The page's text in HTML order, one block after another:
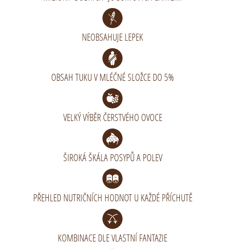
NEOBSAHUJE LEPEK
OBSAH TUKU V MLÉČNÉ SLOŽCE DO 5%
VELKÝ VÝBĚR ČERSTVÉHO OVOCE
ŠIROKÁ ŠKÁLA POSYPŮ A POLEV
PŘEHLED NUTRIČNÍCH HODNOT U KAŽDÉ PŘÍCHUTĚ
KOMBINACE DLE VLASTNÍ FANTAZIE